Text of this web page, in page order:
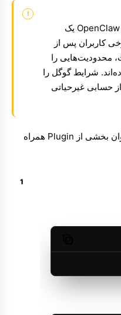
OAuth مربوط به Gemini CLI در OpenClaw یک
کاربران پس از
محدودیت‌هایی را
شرایط گوگل را
حسابی غیرحیاتی